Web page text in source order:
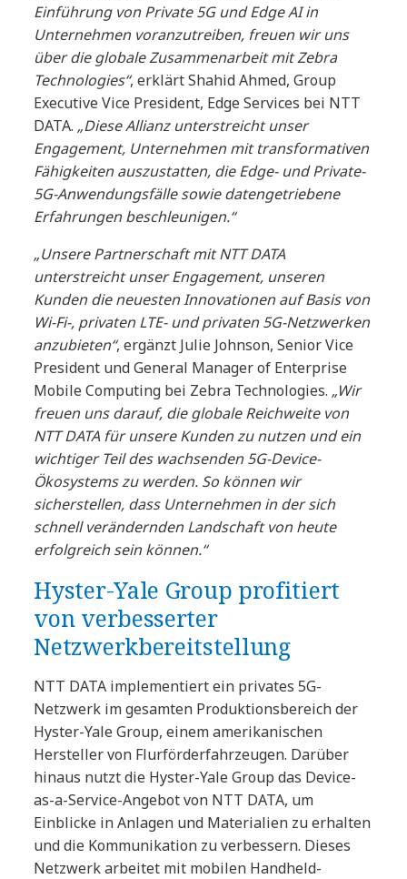
Einführung von Private 5G und Edge AI in
Unternehmen voranzutreiben, freuen wir uns
über die globale Zusammenarbeit mit Zebra
Technologies“, erklärt Shahid Ahmed, Group
Executive Vice President, Edge Services bei NTT
DATA. „Diese Allianz unterstreicht unser
Engagement, Unternehmen mit transformativen
Fähigkeiten auszustatten, die Edge- und Private-
5G-Anwendungsfälle sowie datengetriebene
Erfahrungen beschleunigen.“
„Unsere Partnerschaft mit NTT DATA
unterstreicht unser Engagement, unseren
Kunden die neuesten Innovationen auf Basis von
Wi-Fi-, privaten LTE- und privaten 5G-Netzwerken
anzubieten“, ergänzt Julie Johnson, Senior Vice
President und General Manager of Enterprise
Mobile Computing bei Zebra Technologies. „Wir
freuen uns darauf, die globale Reichweite von
NTT DATA für unsere Kunden zu nutzen und ein
wichtiger Teil des wachsenden 5G-Device-
Ökosystems zu werden. So können wir
sicherstellen, dass Unternehmen in der sich
schnell verändernden Landschaft von heute
erfolgreich sein können.“
Hyster-Yale Group profitiert
von verbesserter
Netzwerkbereitstellung
NTT DATA implementiert ein privates 5G-
Netzwerk im gesamten Produktionsbereich der
Hyster-Yale Group, einem amerikanischen
Hersteller von Flurförderfahrzeugen. Darüber
hinaus nutzt die Hyster-Yale Group das Device-
as-a-Service-Angebot von NTT DATA, um
Einblicke in Anlagen und Materialien zu erhalten
und die Kommunikation zu verbessern. Dieses
Netzwerk arbeitet mit mobilen Handheld-